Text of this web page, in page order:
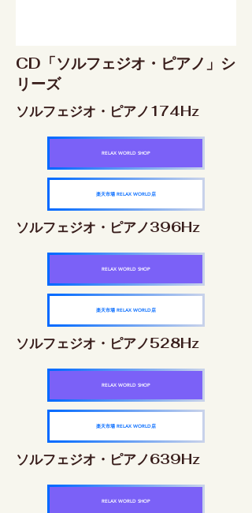
CD「ソルフェジオ・ピアノ」シ
リーズ
ソルフェジオ・ピアノ174Hz
RELAX WORLD SHOP
楽天市場 RELAX WORLD店
ソルフェジオ・ピアノ396Hz
RELAX WORLD SHOP
楽天市場 RELAX WORLD店
ソルフェジオ・ピアノ528Hz
RELAX WORLD SHOP
楽天市場 RELAX WORLD店
ソルフェジオ・ピアノ639Hz
RELAX WORLD SHOP